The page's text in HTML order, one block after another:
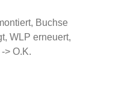
Buchse
WLP erneuert,
> O.K.